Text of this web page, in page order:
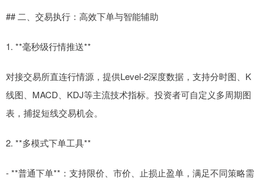
## 二、交易执行：高效下单与智能辅助
1. **毫秒级行情推送**
对接交易所直连行情源，提供Level-2深度数据，支持分时图、K
线图、MACD、KDJ等主流技术指标。投资者可自定义多周期图
表，捕捉短线交易机会。
2. **多模式下单工具**
- **普通下单**：支持限价、市价、止损止盈单，满足不同策略需